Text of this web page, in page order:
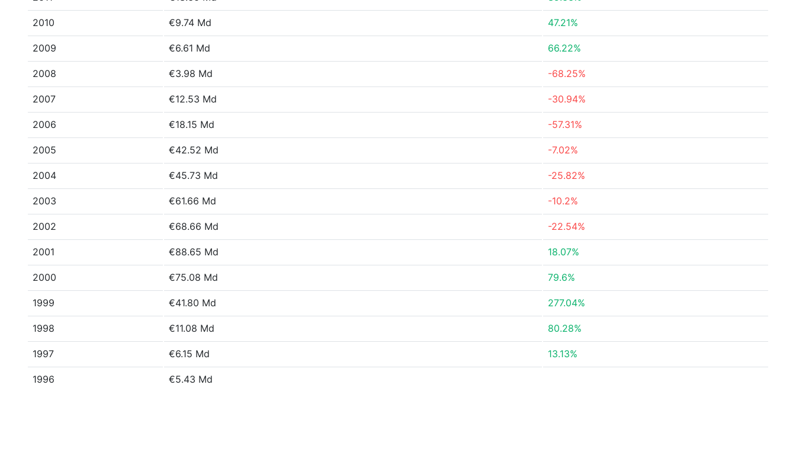
2010 €9.74 Md 47.21%
2009 €6.61 Md 66.22%
2008 €3.98 Md -68.25%
2007 €12.53 Md -30.94%
2006 €18.15 Md -57.31%
2005 €42.52 Md -7.02%
2004 €45.73 Md -25.82%
2003 €61.66 Md -10.2%
2002 €68.66 Md -22.54%
2001 €88.65 Md 18.07%
2000 €75.08 Md 79.6%
1999 €41.80 Md 277.04%
1998 €11.08 Md 80.28%
1997 €6.15 Md 13.13%
1996 €5.43 Md